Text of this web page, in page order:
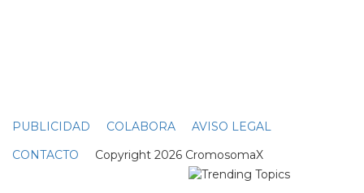
PUBLICIDAD COLABORA
AVISO LEGAL
CONTACTO Copyright 2026 CromosomaX